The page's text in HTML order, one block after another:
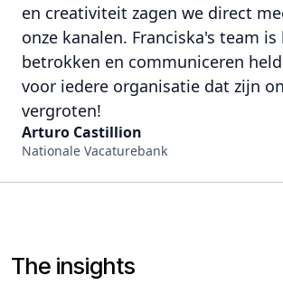
en creativiteit zagen we direct
onze kanalen. Franciska's team
betrokken en communiceren
voor iedere organisatie dat zijn
vergroten!
Arturo Castillion
Nationale Vacaturebank
The insights